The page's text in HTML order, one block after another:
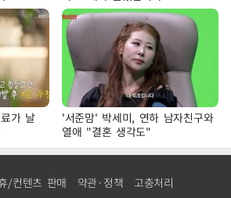
가 날
'서준맘' 박세미, 연하 남자친구와
열애 "결혼 생각도"
/컨텐츠 판매 약관·정책 고충처리